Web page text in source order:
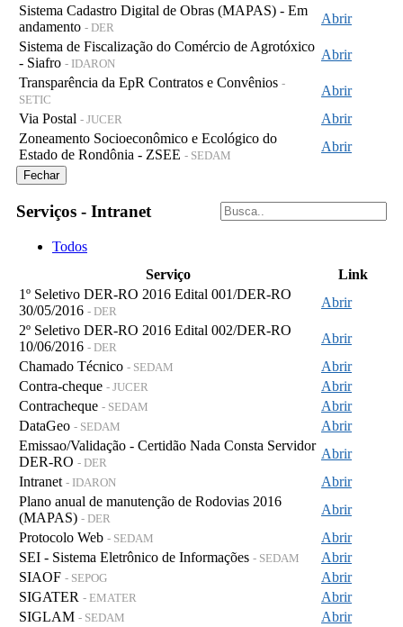
Sistema Cadastro Digital de Obras (MAPAS) - Em
andamento - DER
Abrir
Sistema de Fiscalização do Comércio de Agrotóxico
- Siafro - IDARON
Abrir
Transparência da EpR Contratos e Convênios -
SETIC
Abrir
Via Postal - JUCER
Abrir
Zoneamento Socioeconômico e Ecológico do
Estado de Rondônia - ZSEE - SEDAM
Abrir
Fechar
Serviços - Intranet
Todos
Serviço
Link
1º Seletivo DER-RO 2016 Edital 001/DER-RO
30/05/2016 - DER
Abrir
2º Seletivo DER-RO 2016 Edital 002/DER-RO
10/06/2016 - DER
Abrir
Chamado Técnico - SEDAM
Abrir
Contra-cheque - JUCER
Abrir
Contracheque - SEDAM
Abrir
DataGeo - SEDAM
Abrir
Emissao/Validação - Certidão Nada Consta Servidor
DER-RO - DER
Abrir
Intranet - IDARON
Abrir
Plano anual de manutenção de Rodovias 2016
(MAPAS) - DER
Abrir
Protocolo Web - SEDAM
Abrir
SEI - Sistema Eletrônico de Informações - SEDAM
Abrir
SIAOF - SEPOG
Abrir
SIGATER - EMATER
Abrir
SIGLAM - SEDAM
Abrir